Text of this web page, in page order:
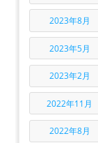
2023年8月
2023年5月
2023年2月
2022年11月
2022年8月